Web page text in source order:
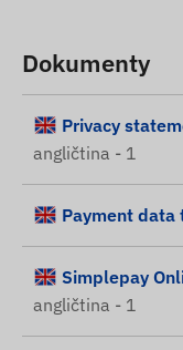
Dokumenty
Privacy
angličtina - 1
Payment data
Simplepay
angličtina - 1